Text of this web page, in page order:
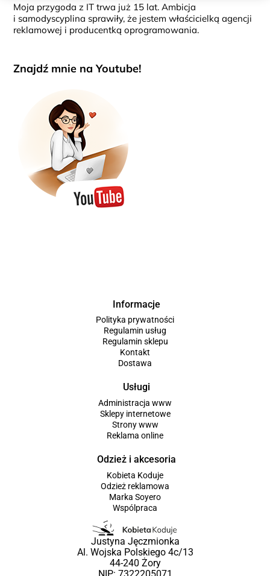
Moja przygoda z IT trwa już 15 lat. Ambicja
i samodyscyplina sprawiły, że jestem właścicielką agencji
reklamowej i producentką oprogramowania.
Znajdź mnie na Youtube!
Informacje
Polityka prywatności
Regulamin usług
Regulamin sklepu
Kontakt
Dostawa
Usługi
Administracja www
Sklepy internetowe
Strony www
Reklama online
Odzież i akcesoria
Kobieta Koduje
Odzież reklamowa
Marka Soyero
Wspólpraca
Justyna Jęczmionka
Al. Wojska Polskiego 4c/13
44-240 Żory